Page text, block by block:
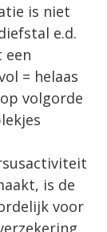
is niet
e.d.
een
= helaas
volgorde
is de
voor